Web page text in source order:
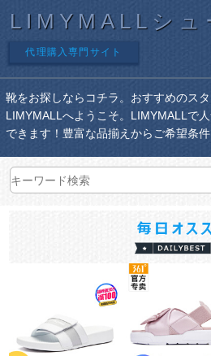
LIMYMALLシュ
代理購入専門サイト
靴をお探しならコチラ。おすすめのスタ
LIMYMALLへようこそ。LIMYMALLで
できます！豊富な品揃えからご希望条件